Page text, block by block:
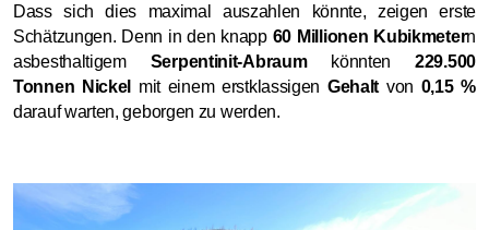
Dass sich dies maximal auszahlen könnte, zeigen erste
Schätzungen. Denn in den knapp 60 Millionen Kubikmetern
asbesthaltigem Serpentinit-Abraumkönnten229.500
Tonnen Nickel
mit einem erstklassigen Gehalt von 0,15 %
darauf warten, geborgen zu werden.